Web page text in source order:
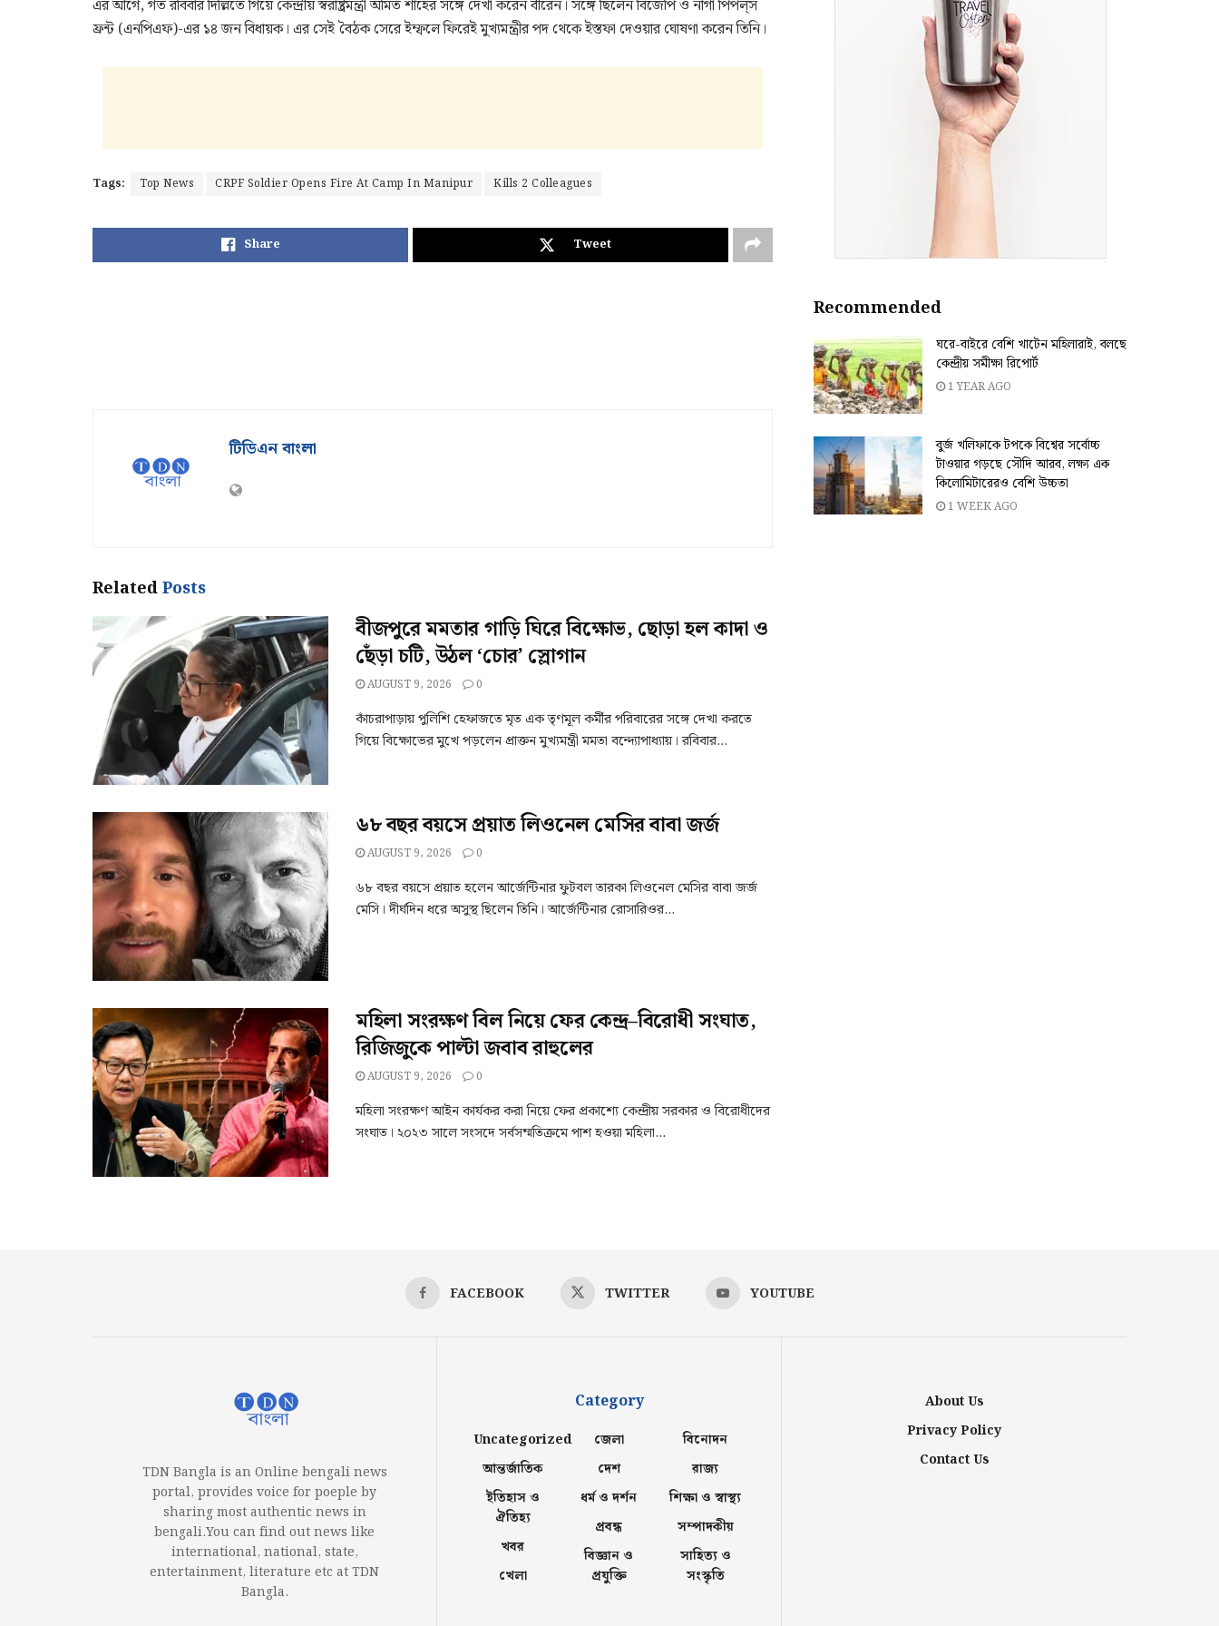
এর আগে, গত রবিবার দিল্লিতে গিয়ে কেন্দ্রীয় স্বরাষ্ট্রমন্ত্রী অমিত শাহের সঙ্গে দেখা করেন বীরেন। সঙ্গে ছিলেন বিজেপি ও নাগা পিপল্‌স
ফ্রন্ট (এনপিএফ)-এর ১৪ জন বিধায়ক। এর সেই বৈঠক সেরে ইম্ফলে ফিরেই মুখ্যমন্ত্রীর পদ থেকে ইস্তফা দেওয়ার ঘোষণা করেন তিনি।
Tags: Top News CRPF Soldier Opens Fire At Camp In Manipur Kills 2 Colleagues
Share Tweet
টিডিএন বাংলা
RelatedPosts
বীজপুরে মমতার গাড়ি ঘিরে বিক্ষোভ, ছোড়া হল কাদা ও
ছেঁড়া চটি, উঠল ‘চোর’ স্লোগান
AUGUST 9, 2026 0
কাঁচরাপাড়ায় পুলিশি হেফাজতে মৃত এক তৃণমূল কর্মীর পরিবারের সঙ্গে দেখা করতে
গিয়ে বিক্ষোভের মুখে পড়লেন প্রাক্তন মুখ্যমন্ত্রী মমতা বন্দ্যোপাধ্যায়। রবিবার...
৬৮ বছর বয়সে প্রয়াত লিওনেল মেসির বাবা জর্জ
AUGUST 9, 2026 0
৬৮ বছর বয়সে প্রয়াত হলেন আর্জেন্টিনার ফুটবল তারকা লিওনেল মেসির বাবা জর্জ
মেসি। দীর্ঘদিন ধরে অসুস্থ ছিলেন তিনি। আর্জেন্টিনার রোসারিওর...
মহিলা সংরক্ষণ বিল নিয়ে ফের কেন্দ্র–বিরোধী সংঘাত,
রিজিজুকে পাল্টা জবাব রাহুলের
AUGUST 9, 2026 0
মহিলা সংরক্ষণ আইন কার্যকর করা নিয়ে ফের প্রকাশ্যে কেন্দ্রীয় সরকার ও বিরোধীদের
সংঘাত। ২০২৩ সালে সংসদে সর্বসম্মতিক্রমে পাশ হওয়া মহিলা...
Recommended
ঘরে-বাইরে বেশি খাটেন মহিলারাই, বলছে
কেন্দ্রীয় সমীক্ষা রিপোর্ট
1 YEAR AGO
বুর্জ খলিফাকে টপকে বিশ্বের সর্বোচ্চ
টাওয়ার গড়ছে সৌদি আরব, লক্ষ্য এক
কিলোমিটারেরও বেশি উচ্চতা
1 WEEK AGO
FACEBOOK TWITTER YOUTUBE
TDN Bangla is an Online bengali news
portal, provides voice for poeple by
sharing most authentic news in
bengali.You can find out news like
international, national, state,
entertainment, literature etc at TDN
Bangla.
Category
Uncategorized
আন্তর্জাতিক
ইতিহাস ও
ঐতিহ্য
খবর
খেলা
জেলা
দেশ
ধর্ম ও দর্শন
প্রবন্ধ
বিজ্ঞান ও
প্রযুক্তি
বিনোদন
রাজ্য
শিক্ষা ও স্বাস্থ্য
সম্পাদকীয়
সাহিত্য ও
সংস্কৃতি
About Us
Privacy Policy
Contact Us